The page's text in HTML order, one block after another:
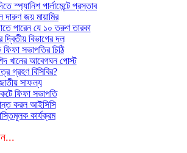
পার্লামেন্টে প্রস্তাব
দারুণ জয় মায়ামির
পারেন যে ১০ তরুণ তারকা
বিভাগের দল
সভাপতির চিঠি
খানের আবেগঘন পোস্ট
গ্রহণ বিসিবির?
সাফল্য
ফিফা সভাপতি
করল আইসিসি
কার্যক্রম